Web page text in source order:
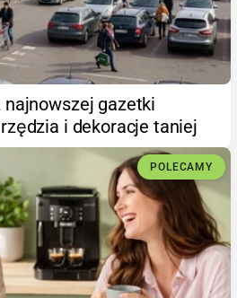
gazetki
i dekoracje taniej
POLECAMY